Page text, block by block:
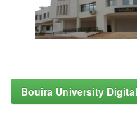
Bouira University